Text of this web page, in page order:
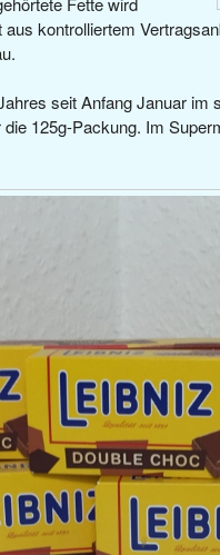
kontrolliertem
seit Anfang Januar im
125g-Packung. Im